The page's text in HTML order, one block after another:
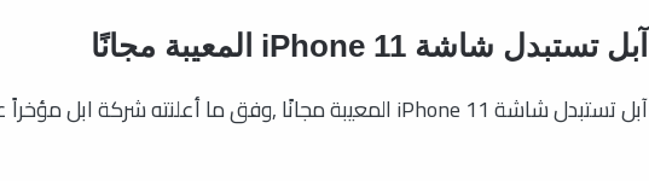
آبل تستبدل شاشة iPhone 11 المعيبة مجانًا
آبل تستبدل شاشة iPhone 11 المعيبة مجانًا ,وفق ما أعلنته شركة ابل مؤخراً عن خططها لبدء